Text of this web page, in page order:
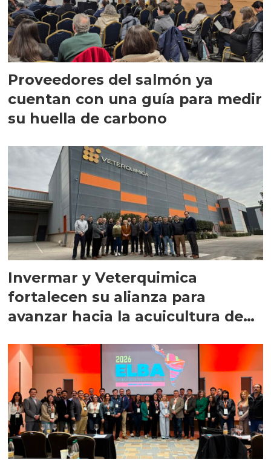
Proveedores del salmón ya
cuentan con una guía para medir
su huella de carbono
Invermar y Veterquimica
fortalecen su alianza para
avanzar hacia la acuicultura de